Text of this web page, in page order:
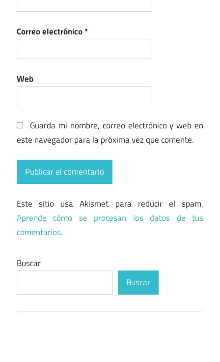
Correo electrónico*
Web
Guarda mi nombre, correo electrónico y web en
este navegador para la próxima vez que comente.
Este sitio usa Akismet para reducir el spam.
Aprende cómo se procesan los datos de tus
comentarios.
Buscar
Buscar